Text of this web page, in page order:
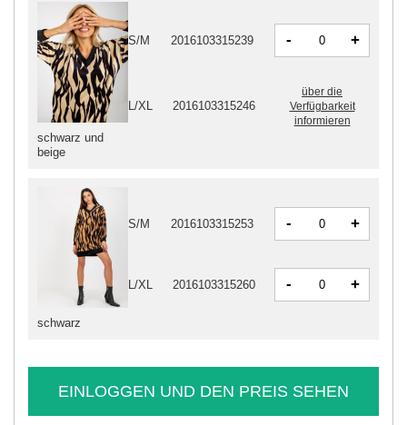
schwarz
S/M 2016103315253 - +
L/XL 2016103315260 - +
schwarz und
beige
S/M 2016103315239 - +
L/XL 2016103315246
über die
Verfügbarkeit
informieren
EINLOGGEN UND DEN PREIS SEHEN